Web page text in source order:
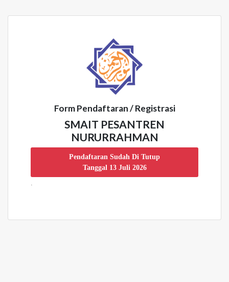
Form Pendaftaran / Registrasi
SMAIT PESANTREN
NURURRAHMAN
Pendaftaran Sudah Di Tutup
Tanggal 13 Juli 2026
.